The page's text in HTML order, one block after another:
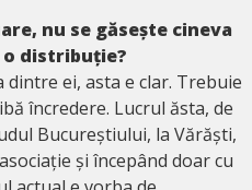
nu se găsește cineva
distribuție?
dintre ei, asta e clar. Trebuie
încredere. Lucrul ăsta, de
Bucureștiului, la Vărăști,
și începând doar cu